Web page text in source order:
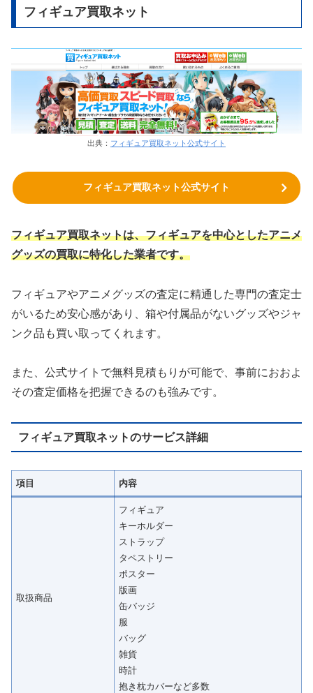
フィギュア買取ネット
出典： フィギュア買取ネット公式サイト
フィギュア買取ネット公式サイト
フィギュア買取ネットは、フィギュアを中心としたアニメ
グッズの買取に特化した業者です。
フィギュアやアニメグッズの査定に精通した専門の査定士
がいるため安心感があり、箱や付属品がないグッズやジャ
ンク品も買い取ってくれます。
また、公式サイトで無料見積もりが可能で、事前におおよ
その査定価格を把握できるのも強みです。
フィギュア買取ネットのサービス詳細
項目 内容
取扱商品
フィギュア
キーホルダー
ストラップ
タペストリー
ポスター
版画
缶バッジ
服
バッグ
雑貨
時計
抱き枕カバーなど多数